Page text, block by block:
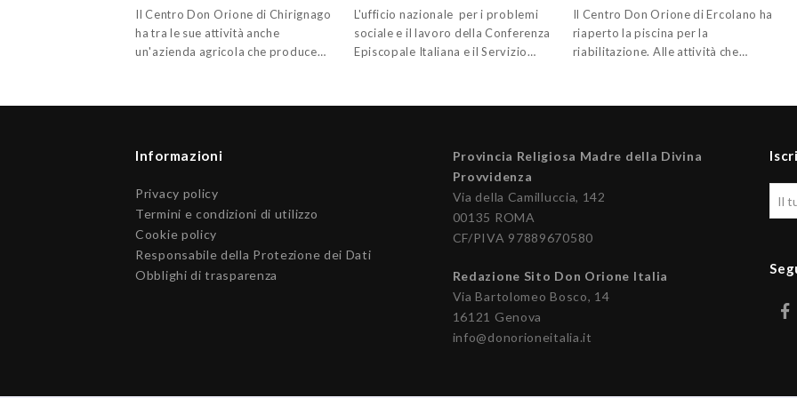
Il Centro Don Orione di Chirignago
ha tra le sue attività anche
un'azienda agricola che produce…
L'ufficio nazionale per i problemi
sociale e il lavoro della Conferenza
Episcopale Italiana e il Servizio…
Il Centro Don Orione di Ercolano ha
riaperto la piscina per la
riabilitazione. Alle attività che…
Informazioni
Privacy policy
Termini e condizioni di utilizzo
Cookie policy
Responsabile della Protezione dei Dati
Obblighi di trasparenza
Provincia Religiosa Madre della Divina
Provvidenza
Via della Camilluccia, 142
00135 ROMA
CF/PIVA 97889670580
Redazione Sito Don Orione Italia
Via Bartolomeo Bosco, 14
16121 Genova
info@donorioneitalia.it